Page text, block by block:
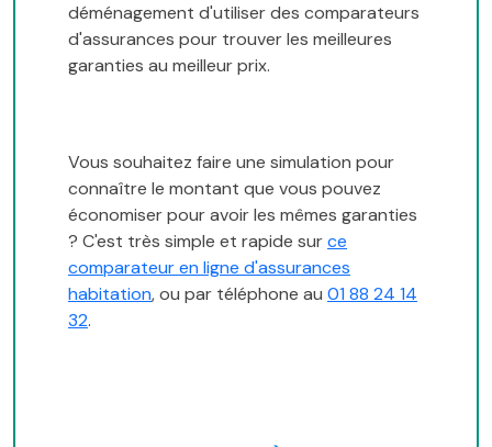
déménagement d'utiliser des comparateurs
d'assurances pour trouver les meilleures
garanties au meilleur prix.
Vous souhaitez faire une simulation pour
connaître le montant que vous pouvez
économiser pour avoir les mêmes garanties
? C'est très simple et rapide surce
comparateur en ligne d'assurances
habitation, ou par téléphone au 01 88 24 14
32.